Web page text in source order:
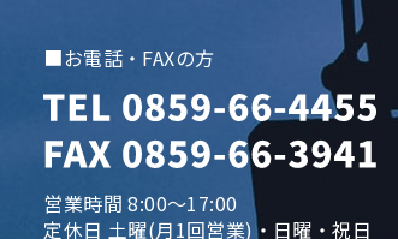
■お電話・FAXの方
営業時間 8:00～17:00
定休日 土曜(月1回営業)・日曜・祝日